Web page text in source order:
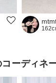
ーディネ